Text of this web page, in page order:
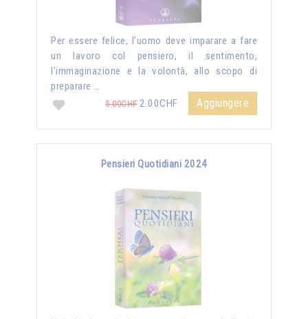
Per essere felice, l’uomo deve imparare a fare
un lavoro col pensiero, il sentimento,
l’immaginazione e la volontà, allo scopo di
preparare …
5.00CHF2.00CHF Aggiungere
Pensieri Quotidiani 2024